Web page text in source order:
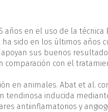
en el uso de la técnica
sido en los últimos años
sus buenos
con el
en animales. Abat et al.
tendinosa inducida
antiinflamatorios y